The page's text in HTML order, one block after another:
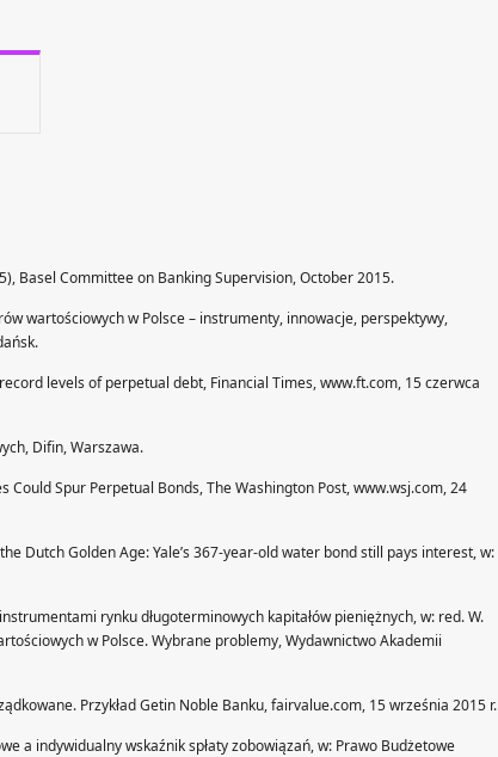
Basel Committee on Banking Supervision, October 2015.
wartościowych w Polsce – instrumenty, innowacje, perspektywy,
levels of perpetual debt, Financial Times, www.ft.com, 15 czerwca
Difin, Warszawa.
Could Spur Perpetual Bonds, The Washington Post, www.wsj.com, 24
Dutch Golden Age: Yale’s 367-year-old water bond still pays interest, w:
rynku długoterminowych kapitałów pieniężnych, w: red. W.
w Polsce. Wybrane problemy, Wydawnictwo Akademii
Przykład Getin Noble Banku, fairvalue.com, 15 września 2015 r.
a indywidualny wskaźnik spłaty zobowiązań, w: Prawo Budżetowe